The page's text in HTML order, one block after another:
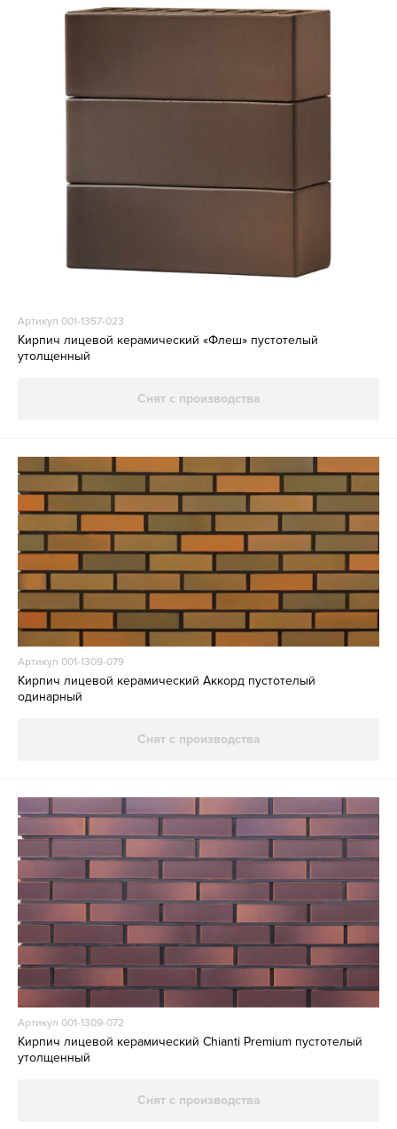
Артикул 001-1357-023
Кирпич лицевой керамический «Флеш» пустотелый
утолщенный
Снят с производства
Артикул 001-1309-079
Кирпич лицевой керамический Аккорд пустотелый
одинарный
Снят с производства
Артикул 001-1309-072
Кирпич лицевой керамический Chianti Premium пустотелый
утолщенный
Снят с производства